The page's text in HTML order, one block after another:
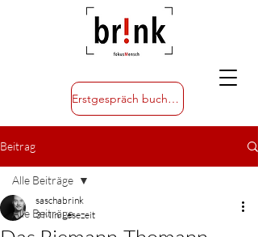
Erstgespräch buchen
Beitrag
Alle Beiträge
Alle Beiträge
saschabrink
3 Min. Lesezeit